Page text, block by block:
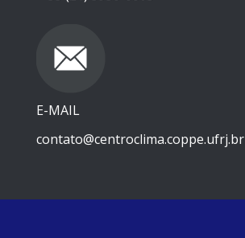
E-MAIL
contato@centroclima.coppe.ufrj.br